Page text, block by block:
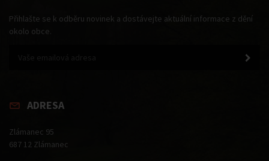
Přihlašte se k odběru novinek a dostávejte aktuální informace z dění
okolo obce.
ADRESA
Zlámanec 95
687 12 Zlámanec